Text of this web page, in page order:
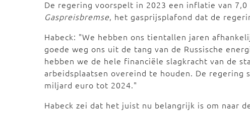
De regering voorspelt in 2023 een inflatie van
Gaspreisbremse, het gasprijsplafond dat de
Habeck: "We hebben ons tientallen jaren
goede weg ons uit de tang van de Russische
hebben we de hele financiële slagkracht van de
arbeidsplaatsen overeind te houden. De regering
miljard euro tot 2024."
Habeck zei dat het juist nu belangrijk is om naar